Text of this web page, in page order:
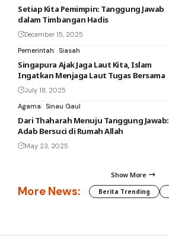
Setiap Kita Pemimpin: Tanggung Jawab
dalam Timbangan Hadis
December 15, 2025
Pemerintah
Siasah
Singapura Ajak Jaga Laut Kita, Islam
Ingatkan Menjaga Laut Tugas Bersama
July 18, 2025
Agama
Sinau Gaul
Dari Thaharah Menuju Tanggung Jawab:
Adab Bersuci di Rumah Allah
May 23, 2025
Show More
More News: Berita Trending